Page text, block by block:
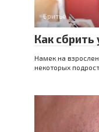
Бритьё
Как сбрить
Намек на
некоторых